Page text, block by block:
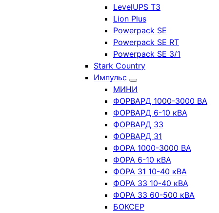
LevelUPS T3
Lion Plus
Powerpack SE
Powerpack SE RT
Powerpack SE 3/1
Stark Country
Импульс
МИНИ
ФОРВАРД 1000-3000 ВА
ФОРВАРД 6-10 кВА
ФОРВАРД 33
ФОРВАРД 31
ФОРА 1000-3000 ВА
ФОРА 6-10 кВА
ФОРА 31 10-40 кВА
ФОРА 33 10-40 кВА
ФОРА 33 60-500 кВА
БОКСЕР